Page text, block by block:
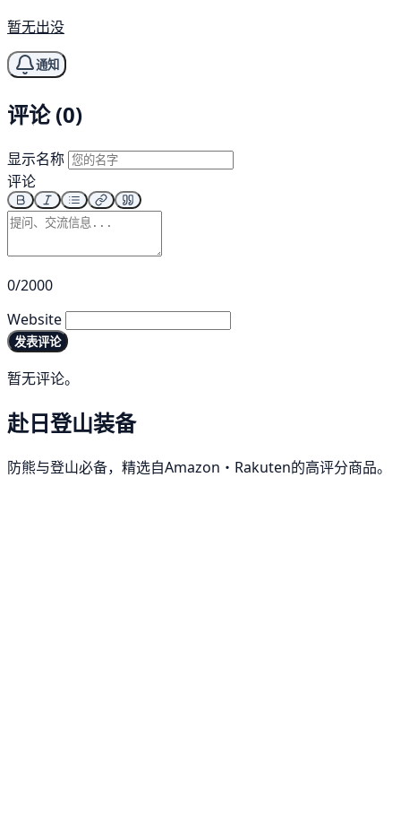
暂无出没
通知
评论 (0)
显示名称
评论
0/2000
Website
发表评论
暂无评论。
赴日登山装备
防熊与登山必备，精选自Amazon・Rakuten的高评分商品。